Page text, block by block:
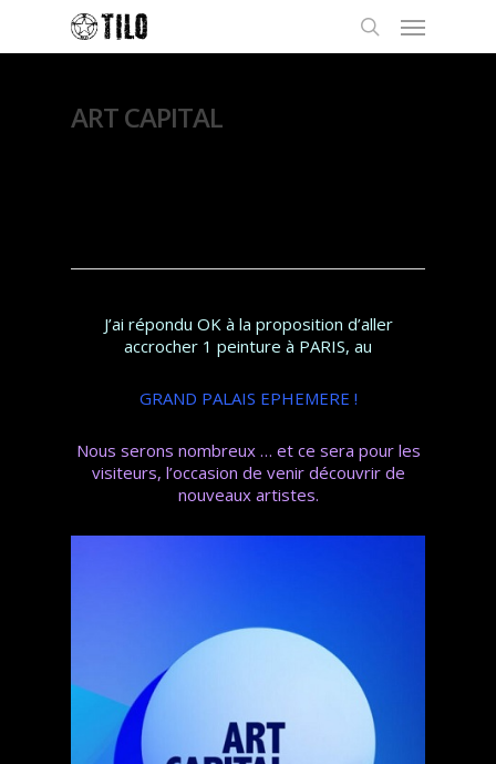
ART CAPITAL
J’ai répondu OK à la proposition d’aller
accrocher 1 peinture à PARIS, au
GRAND PALAIS EPHEMERE !
Nous serons nombreux … et ce sera pour les
visiteurs, l’occasion de venir découvrir de
nouveaux artistes.